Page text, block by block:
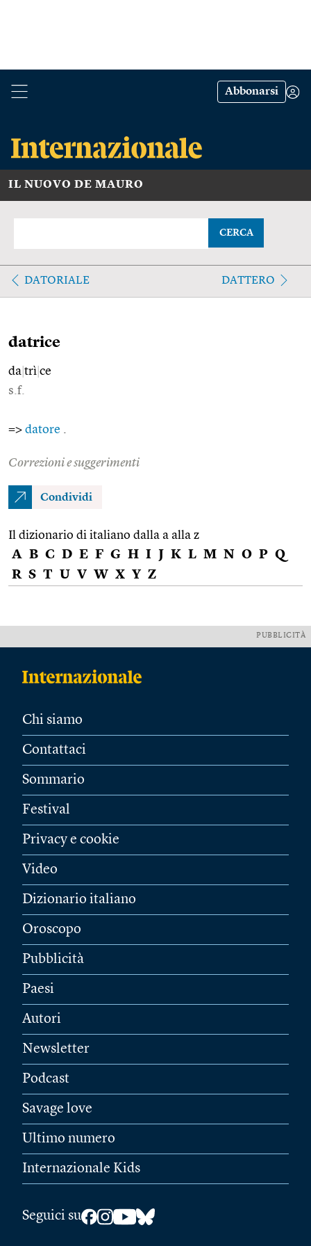
Abbonarsi
IL NUOVO DE MAURO
CERCA
DATORIALE DATTERO
datrice
da trì ce
s.f.
=> datore
Correzioni e suggerimenti
Condividi
Il dizionario di italiano dalla a alla z
A B C D E F G H I J K L M N O P Q
R S T U V W X Y Z
PUBBLICITÀ
Chi siamo
Contattaci
Sommario
Festival
Privacy e cookie
Video
Dizionario italiano
Oroscopo
Pubblicità
Paesi
Autori
Newsletter
Podcast
Savage love
Ultimo numero
Internazionale Kids
Seguici su